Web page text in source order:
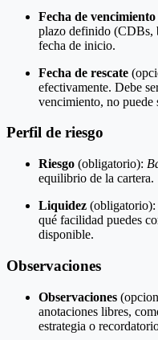
Fecha de vencimiento
plazo definido (CDBs,
fecha de inicio.
Fecha de rescate
efectivamente. Debe
vencimiento, no puede
Perfil de riesgo
Riesgo (obligatorio):
equilibrio de la cartera.
Liquidez (obligatorio):
qué facilidad puedes
disponible.
Observaciones
Observaciones
anotaciones libres,
estrategia o